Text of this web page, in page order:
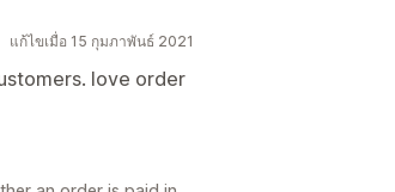
แก้ไขเมื่อ 15 กุมภาพันธ์ 2021
love order